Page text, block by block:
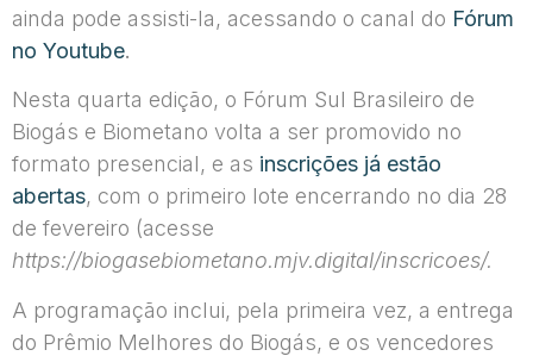
ainda pode assisti-la, acessando o canal do Fórum
no Youtube.
Nesta quarta edição, o Fórum Sul Brasileiro de
Biogás e Biometano volta a ser promovido no
formato presencial, e as inscrições já estão
abertas, com o primeiro lote encerrando no dia 28
de fevereiro (acesse
https://biogasebiometano.mjv.digital/inscricoes/.
A programação inclui, pela primeira vez, a entrega
do Prêmio Melhores do Biogás, e os vencedores